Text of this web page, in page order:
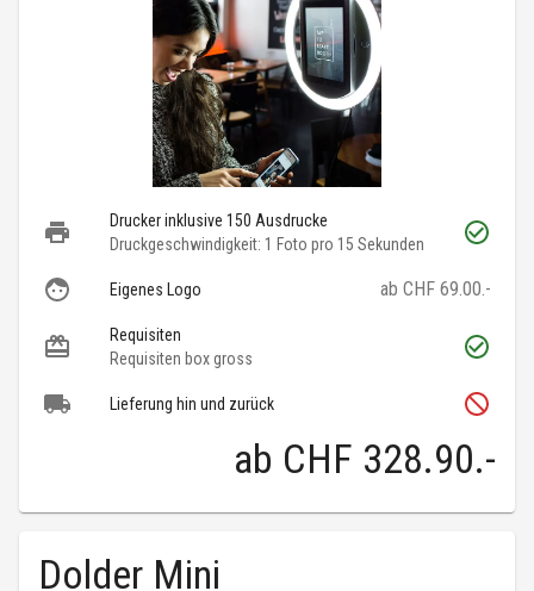
Drucker inklusive 150 Ausdrucke
Druckgeschwindigkeit: 1 Foto pro 15 Sekunden
Eigenes Logo ab CHF 69.00.-
Requisiten
Requisiten box gross
Lieferung hin und zurück
ab CHF 328.90.-
Dolder Mini